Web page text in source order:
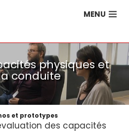
MENU
physiques et
conduite
et prototypes
des capacités